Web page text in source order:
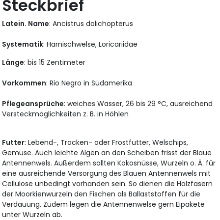
Steckbrief
Latein. Name: Ancistrus dolichopterus
Systematik: Harnischwelse, Loricariidae
Länge: bis 15 Zentimeter
Vorkommen: Rio Negro in Südamerika
Pflegeansprüche: weiches Wasser, 26 bis 29 °C, ausreichend
Versteckmöglichkeiten z. B. in Höhlen
Futter: Lebend-, Trocken- oder Frostfutter, Welschips,
Gemüse. Auch leichte Algen an den Scheiben frisst der Blaue
Antennenwels. Außerdem sollten Kokosnüsse, Wurzeln o. Ä. für
eine ausreichende Versorgung des Blauen Antennenwels mit
Cellulose unbedingt vorhanden sein. So dienen die Holzfasern
der Moorkienwurzeln den Fischen als Ballaststoffen für die
Verdauung. Zudem legen die Antennenwelse gern Eipakete
unter Wurzeln ab.